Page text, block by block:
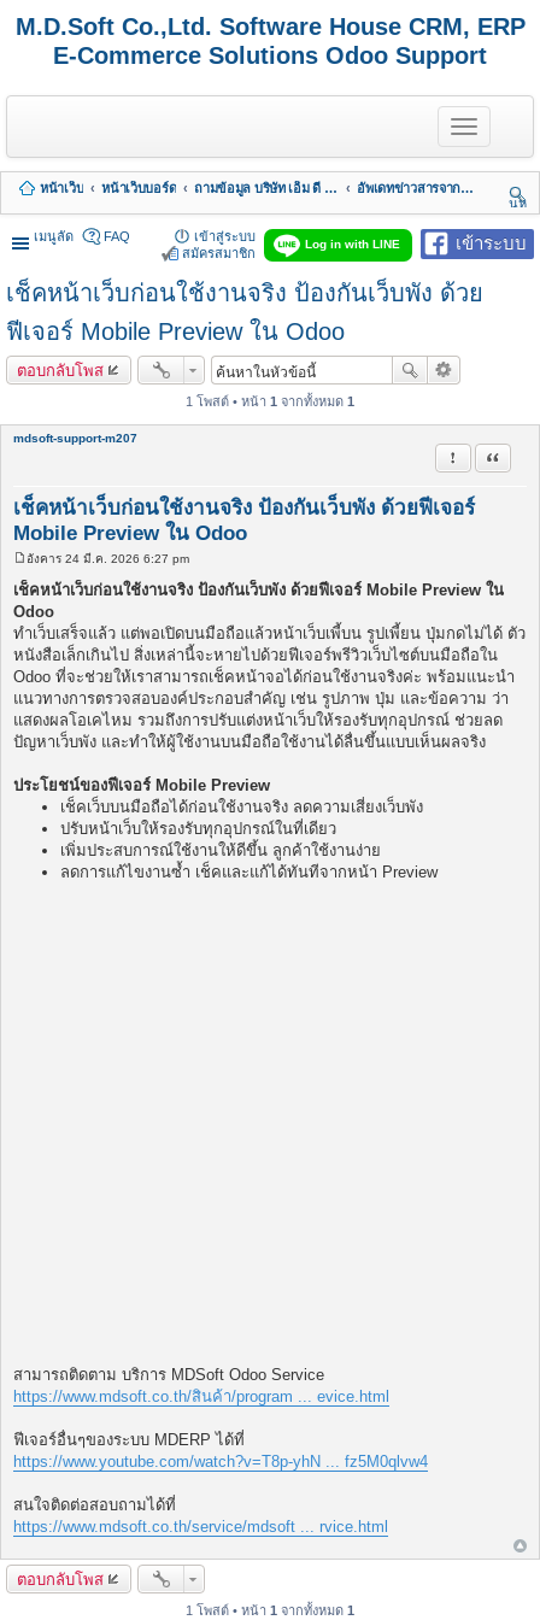
M.D.Soft Co.,Ltd. Software House CRM, ERP
E-Commerce Solutions Odoo Support
T
o
g
l
e
n
a
i
g
หน้าเว็บ หน้าเว็บบอร์ด ถามข้อมูล บริษัท เอ็ม ดี ซอฟต์ จำกัด
อัพเดทข่าวสารจากทางบริษัท
นห
า
เมนูลัด
เข้าระบบ
Log in with LINE
FAQ
เข้าสู่ระบบ
สมัครสมาชิก
เช็คหน้าเว็บก่อนใช้งานจริง ป้องกันเว็บพัง ด้วย
ฟีเจอร์ Mobile Preview ใน Odoo
ตอบกลับโพส
1 โพสต์ • หน้า 1 จากทั้งหมด 1
mdsoft-support-m207
เช็คหน้าเว็บก่อนใช้งานจริง ป้องกันเว็บพัง ด้วยฟีเจอร์
Mobile Preview ใน Odoo
รายงานในข้
อ้างคำ
พ
ส
ต์
อังคาร 24 มี.ค. 2026 6:27 pm
เช็คหน้าเว็บก่อนใช้งานจริง ป้องกันเว็บพัง ด้วยฟีเจอร์ Mobile Preview ใน
Odoo
ทำเว็บเสร็จแล้ว แต่พอเปิดบนมือถือแล้วหน้าเว็บเพี้บน รูปเพี้ยน ปุ่มกดไม่ได้ ตัว
หนังสือเล็กเกินไป สิ่งเหล่านี้จะหายไปด้วยฟีเจอร์พรีวิวเว็บไซต์บนมือถือใน
Odoo ที่จะช่วยให้เราสามารถเช็คหน้าจอได้ก่อนใช้งานจริงค่ะ พร้อมแนะนำ
แนวทางการตรวจสอบองค์ประกอบสำคัญ เช่น รูปภาพ ปุ่ม และข้อความ ว่า
แสดงผลโอเคไหม รวมถึงการปรับแต่งหน้าเว็บให้รองรับทุกอุปกรณ์ ช่วยลด
ปัญหาเว็บพัง และทำให้ผู้ใช้งานบนมือถือใช้งานได้ลื่นขึ้นแบบเห็นผลจริง
ประโยชน์ของฟีเจอร์ Mobile Preview
เช็คเว็บบนมือถือได้ก่อนใช้งานจริง ลดความเสี่ยงเว็บพัง
ปรับหน้าเว็บให้รองรับทุกอุปกรณ์ในที่เดียว
เพิ่มประสบการณ์ใช้งานให้ดีขึ้น ลูกค้าใช้งานง่าย
ลดการแก้ไขงานซ้ำ เช็คและแก้ได้ทันทีจากหน้า Preview
สามารถติดตาม บริการ MDSoft Odoo Service
https://www.mdsoft.co.th/สินค้า/program ... evice.html
ฟีเจอร์อื่นๆของระบบ MDERP ได้ที่
https://www.youtube.com/watch?v=T8p-yhN ... fz5M0qlvw4
สนใจติดต่อสอบถามได้ที่
https://www.mdsoft.co.th/service/mdsoft ... rvice.html
ตอบกลับโพส
1 โพสต์ • หน้า 1 จากทั้งหมด 1